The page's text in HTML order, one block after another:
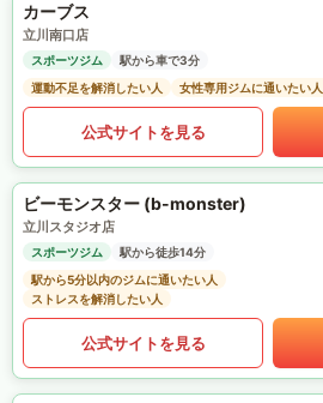
カーブス
立川南口店
スポーツジム
駅から車で3分
運動不足を解消したい人
女性専用ジムに通いたい人
公式サイトを見る
ビーモンスター (b-monster)
立川スタジオ店
スポーツジム
駅から徒歩14分
駅から5分以内のジムに通いたい人
ストレスを解消したい人
公式サイトを見る